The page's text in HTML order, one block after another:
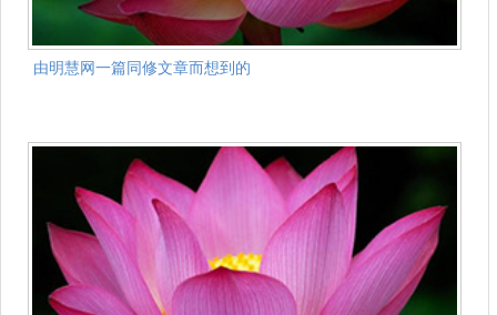
由明慧网一篇同修文章而想到的